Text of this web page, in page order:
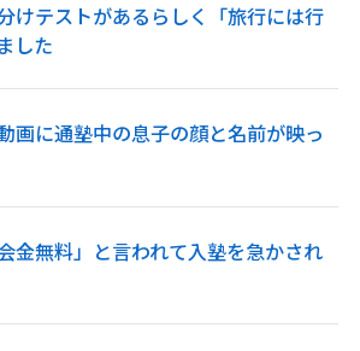
けテストがあるらしく「旅行には行
した
画に通塾中の息子の顔と名前が映っ
金無料」と言われて入塾を急かされ